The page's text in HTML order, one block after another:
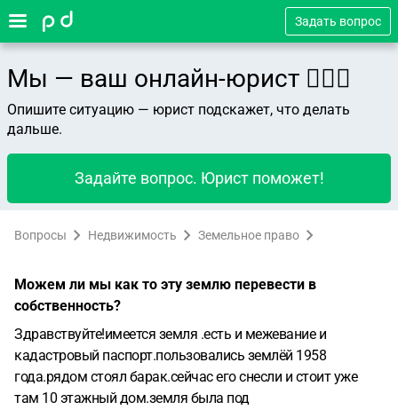
Задать вопрос
Мы — ваш онлайн-юрист 👨🏻‍⚖️
Опишите ситуацию — юрист подскажет, что делать
дальше.
Задайте вопрос. Юрист поможет!
Вопросы Недвижимость Земельное право
Можем ли мы как то эту землю перевести в
собственность?
Здравствуйте!имеется земля .есть и межевание и
кадастровый паспорт.пользовались землёй 1958
года.рядом стоял барак.сейчас его снесли и стоит уже
там 10 этажный дом.земля была под